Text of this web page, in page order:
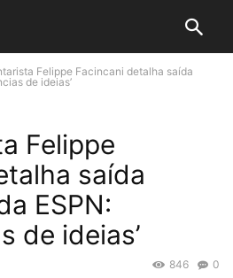
Felippe Facincani detalha saída
de ideias’
Felippe
saída
ESPN:
de ideias’
0
846